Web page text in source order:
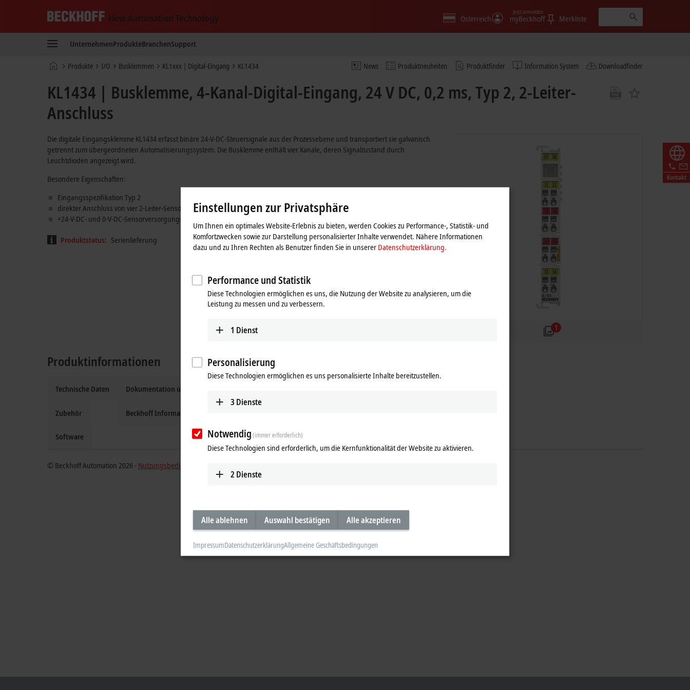
New
Technology
Österreich myBeckhoff
Jetzt anmelden
Merkliste
UnternehmenProdukteBranchenSupport
News Produktneuheiten Produktfinder Information System Downloadfinder
StartseiteProdukte I/O Busklemmen KL1xxx | Digital-Eingang KL1434
Kontakt
KL1434 | Busklemme, 4-Kanal-Digital-Eingang, 24 V DC, 0,2 ms, Typ 2, 2-Leiter-
Anschluss
1
Die digitale Eingangsklemme KL1434 erfasst binäre 24-V-DC-Steuersignale aus der Prozessebene und transportiert sie galvanisch
getrennt zum übergeordneten Automatisierungssystem. Die Busklemme enthält vier Kanäle, deren Signalzustand durch
Leuchtdioden angezeigt wird.
Besondere Eigenschaften:
Eingangsspezifikation Typ 2
direkter Anschluss von vier 2-Leiter-Sensoren
+24-V-DC- und 0-V-DC-Sensorversorgungsanschlüsse
Produktstatus: Serienlieferung
Produktinformationen
Technische Daten
Zubehör
Software
Dokumentation und Downloads
Beckhoff Information System
© Beckhoff Automation 2026 - Nutzungsbedingungen
Einstellungen zur Privatsphäre
Um Ihnen ein optimales Website-Erlebnis zu bieten, werden Cookies zu Performance-, Statistik- und
Komfortzwecken sowie zur Darstellung personalisierter Inhalte verwendet. Nähere Informationen
dazu und zu Ihren Rechten als Benutzer finden Sie in unserer Datenschutzerklärung.
Performance und Statistik
Diese Technologien ermöglichen es uns, die Nutzung der Website zu analysieren, um die
Leistung zu messen und zu verbessern.
1 Dienst
Personalisierung
Diese Technologien ermöglichen es uns personalisierte Inhalte bereitzustellen.
3 Dienste
Notwendig(immer erforderlich)
Diese Technologien sind erforderlich, um die Kernfunktionalität der Website zu aktivieren.
2 Dienste
Alle ablehnen Auswahl bestätigen Alle akzeptieren
ImpressumDatenschutzerklärungAllgemeine Geschäftsbedingungen